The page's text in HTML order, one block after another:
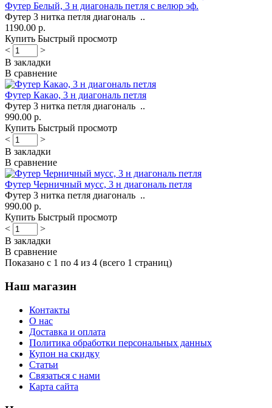
Футер Белый, 3 н диагональ петля с велюр эф.
Футер 3 нитка петля диагональ ..
1190.00 р.
Купить Быстрый просмотр
<
>
В закладки
В сравнение
Футер Какао, 3 н диагональ петля
Футер 3 нитка петля диагональ ..
990.00 р.
Купить Быстрый просмотр
<
>
В закладки
В сравнение
Футер Черничный мусс, 3 н диагональ петля
Футер 3 нитка петля диагональ ..
990.00 р.
Купить Быстрый просмотр
<
>
В закладки
В сравнение
Показано с 1 по 4 из 4 (всего 1 страниц)
Наш магазин
Контакты
О нас
Доставка и оплата
Политика обработки персональных данных
Купон на скидку
Статьи
Связаться с нами
Карта сайта